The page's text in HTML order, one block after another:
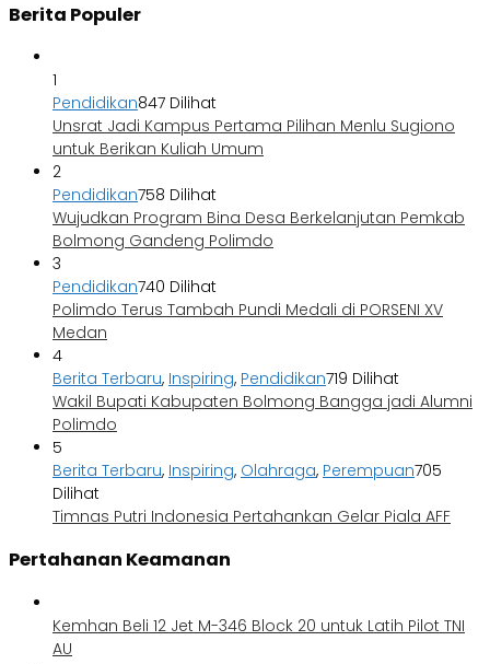
Berita Populer
1
Pendidikan847 Dilihat
Unsrat Jadi Kampus Pertama Pilihan Menlu Sugiono
untuk Berikan Kuliah Umum
2
Pendidikan758 Dilihat
Wujudkan Program Bina Desa Berkelanjutan Pemkab
Bolmong Gandeng Polimdo
3
Pendidikan740 Dilihat
Polimdo Terus Tambah Pundi Medali di PORSENI XV
Medan
4
Berita Terbaru, Inspiring, Pendidikan719 Dilihat
Wakil Bupati Kabupaten Bolmong Bangga jadi Alumni
Polimdo
5
Berita Terbaru, Inspiring, Olahraga, Perempuan705
Dilihat
Timnas Putri Indonesia Pertahankan Gelar Piala AFF
Pertahanan Keamanan
Kemhan Beli 12 Jet M-346 Block 20 untuk Latih Pilot TNI
AU